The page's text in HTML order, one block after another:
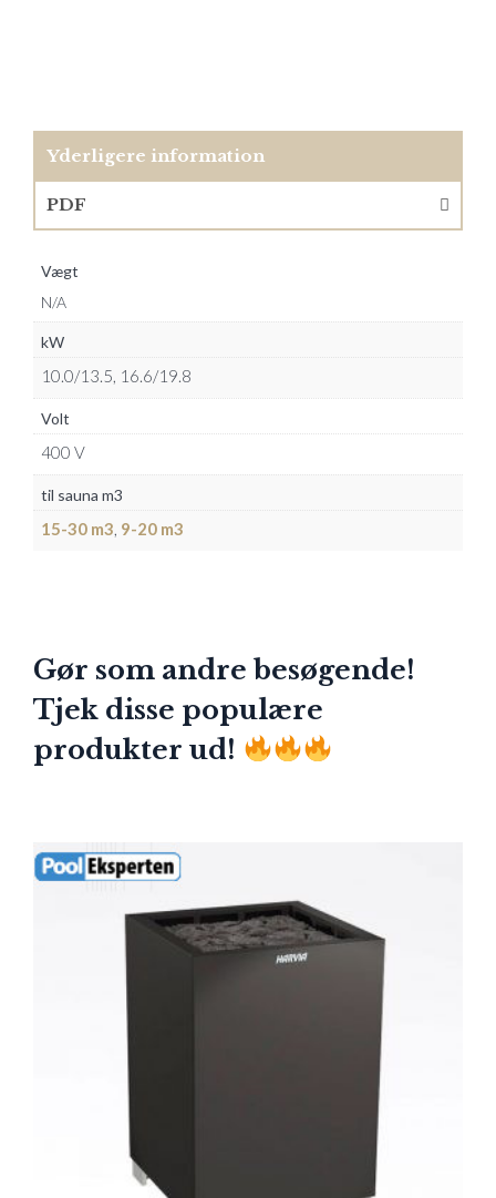
Yderligere information
PDF
Vægt
N/A
kW
10.0/13.5, 16.6/19.8
Volt
400 V
til sauna m3
15-30 m3 9-20 m3
Gør som andre besøgende!
Tjek disse populære
produkter ud!